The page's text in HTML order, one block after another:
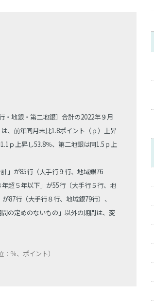
地銀・第二地銀］合計の2022年９月
、前年同月末比1.8ポイント（ｐ）上昇
ｐ上昇し53.8％、第二地銀は同1.5ｐ上
」が85行（大手行９行、地域銀76
超５年以下」が55行（大手行５行、地
87行（大手行８行、地域銀79行）、
の定めのないもの」以外の期間は、変
％、ポイント）